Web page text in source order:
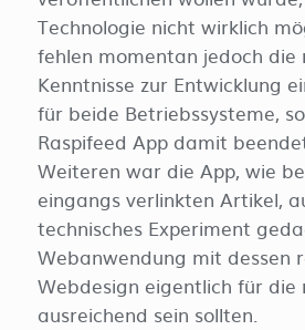
Technologie nicht wirklich
fehlen momentan jedoch die
Kenntnisse zur Entwicklung
für beide Betriebssysteme,
Raspifeed App damit
Weiteren war die App, wie
eingangs verlinkten Artikel,
technisches Experiment
Webanwendung mit dessen
Webdesign eigentlich für die
ausreichend sein sollten.